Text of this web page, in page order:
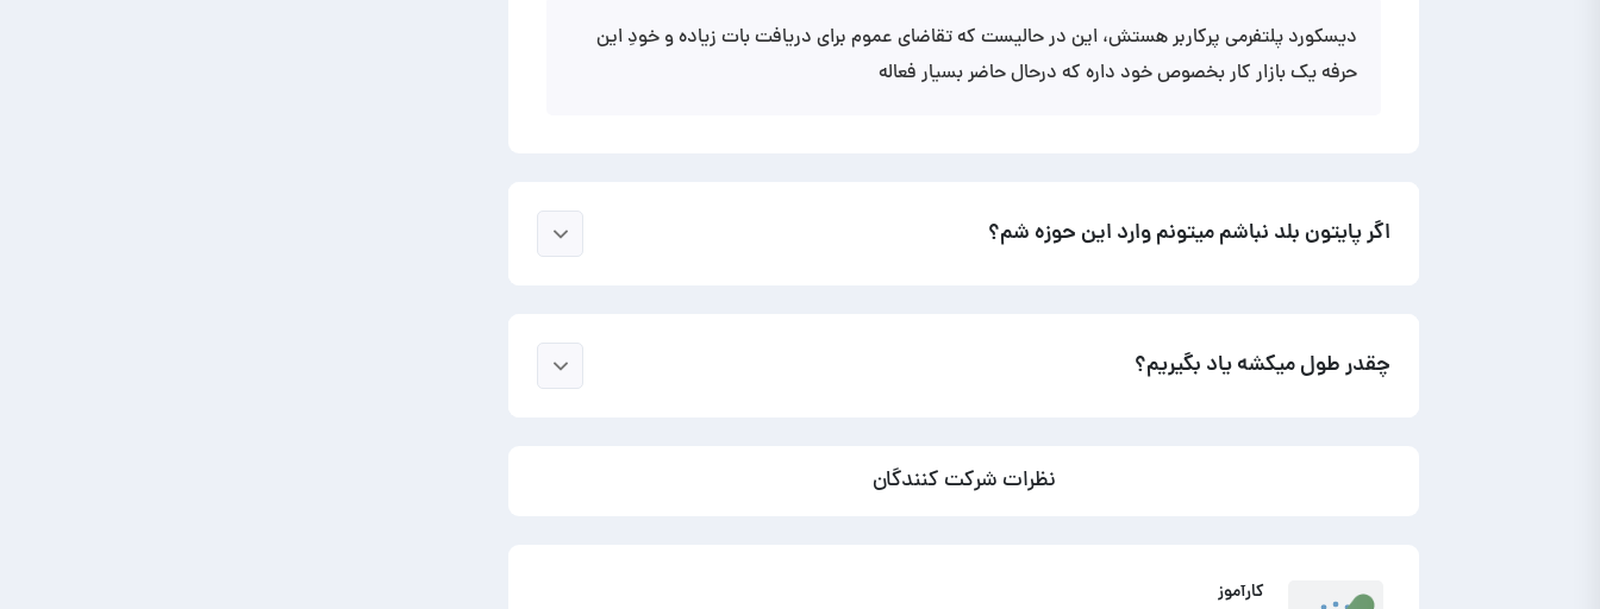
دیسکورد پلتفرمی پرکاربر هستش، این در حالیست که تقاضای عموم برای دریافت بات زیاده و خودِ این
حرفه یک بازار کار بخصوص خود داره که درحال حاضر بسیار فعاله
اگر پایتون بلد نباشم میتونم وارد این حوزه شم؟
چقدر طول میکشه یاد بگیریم؟
نظرات شرکت کنندگان
کارآموز